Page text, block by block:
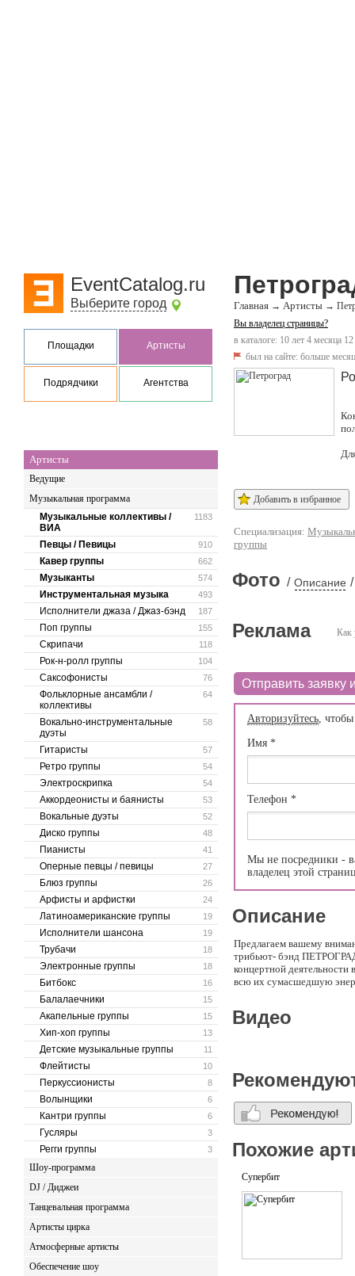
EventCatalog.ru
Выберите город
Площадки Артисты
Подрядчики Агентства
Артисты
Ведущие
Музыкальная программа
1183
Музыкальные коллективы /
ВИА
910
Певцы / Певицы
662
Кавер группы
574
Музыканты
493
Инструментальная музыка
187
Исполнители джаза / Джаз-бэнд
155
Поп группы
118
Скрипачи
104
Рок-н-ролл группы
76
Саксофонисты
64
Фольклорные ансамбли /
коллективы
58
Вокально-инструментальные
дуэты
57
Гитаристы
54
Ретро группы
54
Электроскрипка
53
Аккордеонисты и баянисты
52
Вокальные дуэты
48
Диско группы
41
Пианисты
27
Оперные певцы / певицы
26
Блюз группы
24
Арфисты и арфистки
19
Латиноамериканские группы
19
Исполнители шансона
18
Трубачи
18
Электронные группы
16
Битбокс
15
Балалаечники
15
Акапельные группы
13
Хип-хоп группы
11
Детские музыкальные группы
10
Флейтисты
8
Перкуссионисты
6
Волынщики
6
Кантри группы
3
Гусляры
3
Регги группы
Шоу-программа
DJ / Диджеи
Танцевальная программа
Артисты цирка
Атмосферные артисты
Обеспечение шоу
Главная → Артисты →
Вы владелец страницы?
в каталоге: 10 лет 4 месяца
был на сайте: больше
Добавить в избранное
Специализация:
группы
Фото / Описание /
Как
Реклама
Отправить заявку
Авторизуйтесь,
Имя *
Телефон *
Мы не посредники -
владелец этой
Описание
Предлагаем вашему
трибьют- бэнд
концертной
всю их сумасшедшую
Видео
Похожие
Супербит